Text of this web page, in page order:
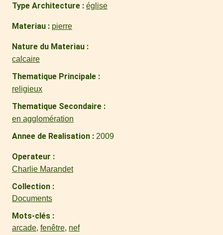
Type Architecture église
Materiau pierre
Nature du Materiau
calcaire
Thematique Principale
religieux
Thematique Secondaire
en agglomération
Annee de Realisation 2009
Operateur
Charlie Marandet
Collection
Documents
Mots-clés
arcade, fenêtre, nef